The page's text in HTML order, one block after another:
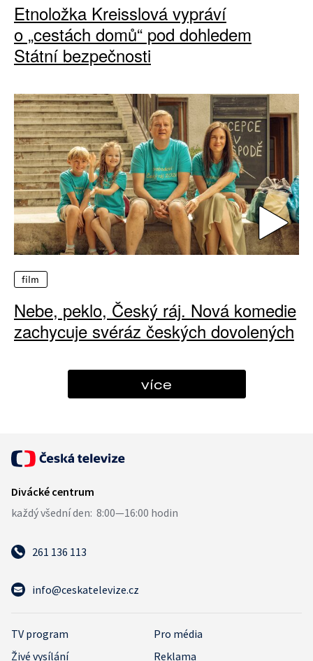
Etnoložka Kreisslová vypráví
o „cestách domů“ pod dohledem
Státní bezpečnosti
film
Nebe, peklo, Český ráj. Nová komedie
zachycuje svéráz českých dovolených
více
261 136 113
info@ceskatelevize.cz
TV program
Pro média
Živé vysílání
Reklama